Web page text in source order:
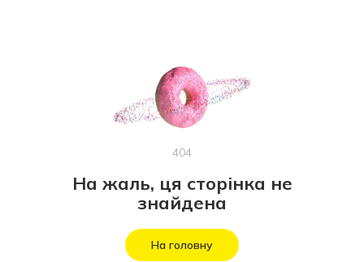
404
На жаль, ця сторінка не
знайдена
На головну